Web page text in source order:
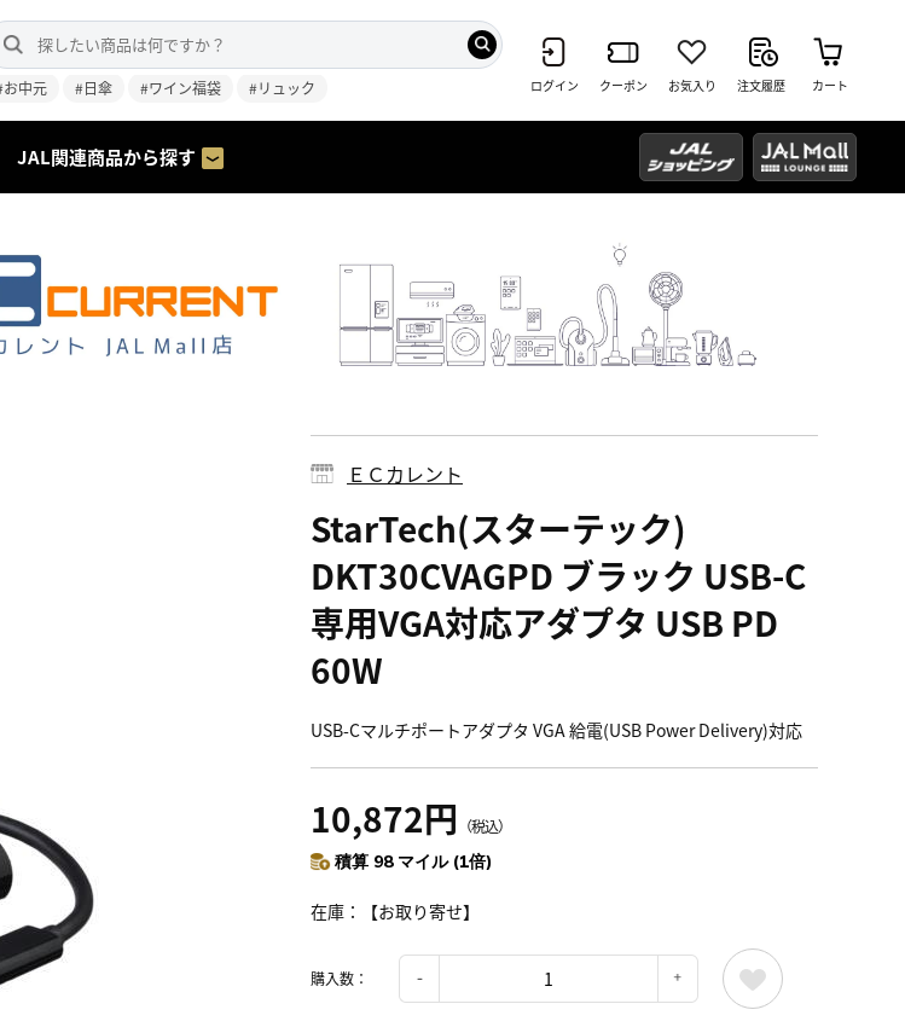
お中元 #日傘 #ワイン福袋 #リュック ログイン クーポン お気入り 注文履歴 カート
JAL関連商品から探す
ＥＣカレント
StarTech(スターテック)
DKT30CVAGPD ブラック USB-C
専用VGA対応アダプタ USB PD
60W
USB-Cマルチポートアダプタ VGA 給電(USB Power Delivery)対応
10,872円 （税込）
積算 98 マイル (1倍)
在庫 【お取り寄せ】
購入数：